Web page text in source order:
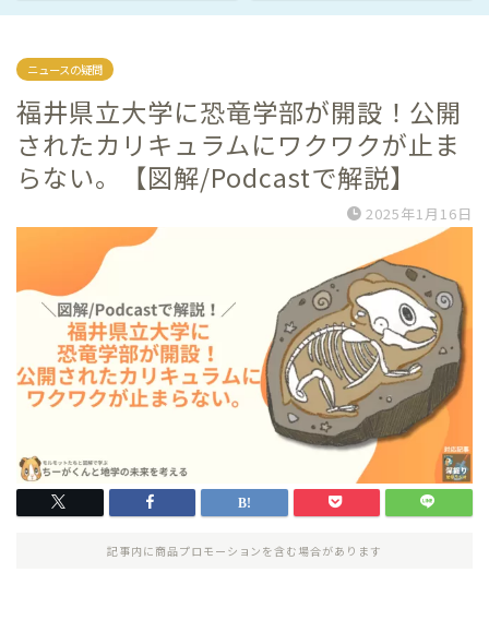
ニュースの疑問
福井県立大学に恐竜学部が開設！公開
されたカリキュラムにワクワクが止ま
らない。【図解/Podcastで解説】
2025年1月16日
記事内に商品プロモーションを含む場合があります